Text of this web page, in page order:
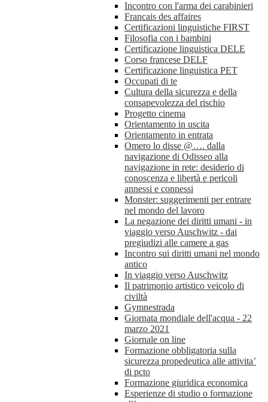
Incontro con l'arma dei carabinieri
Francais des affaires
Certificazioni linguistiche FIRST
Filosofia con i bambini
Certificazione linguistica DELE
Corso francese DELF
Certificazione linguistica PET
Occupati di te
Cultura della sicurezza e della
consapevolezza del rischio
Progetto cinema
Orientamento in uscita
Orientamento in entrata
Omero lo disse @…. dalla
navigazione di Odisseo alla
navigazione in rete: desiderio di
conoscenza e libertà e pericoli
annessi e connessi
Monster: suggerimenti per entrare
nel mondo del lavoro
La negazione dei diritti umani - in
viaggio verso Auschwitz - dai
pregiudizi alle camere a gas
Incontro sui diritti umani nel mondo
antico
In viaggio verso Auschwitz
Il patrimonio artistico veicolo di
civiltà
Gymnestrada
Giornata mondiale dell'acqua - 22
marzo 2021
Giornale on line
Formazione obbligatoria sulla
sicurezza propedeutica alle attivita’
di pcto
Formazione giuridica economica
Esperienze di studio o formazione